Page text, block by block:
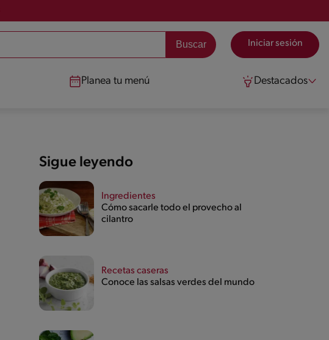
Iniciar sesión
Planea tu menú Destacados
Sigue leyendo
Ingredientes
Cómo sacarle todo el provecho al
cilantro
Recetas caseras
Conoce las salsas verdes del mundo